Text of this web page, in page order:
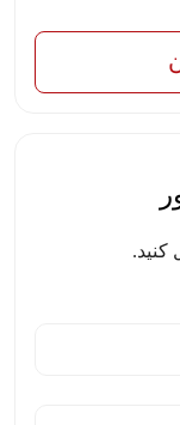
کنید.